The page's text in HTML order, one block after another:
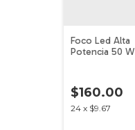
Foco Led Alta
Potencia 50 W
$160.00
24 x $9.67